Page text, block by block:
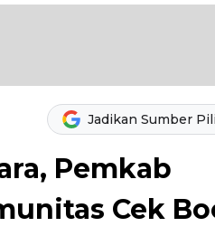
Jadikan Sumber
Pemkab
Cek